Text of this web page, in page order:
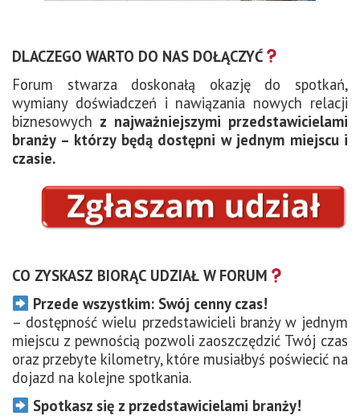
DLACZEGO WARTO DO NAS DOŁĄCZYĆ
Forum stwarza doskonałą okazję do spotkań,
wymiany doświadczeń i nawiązania nowych relacji
biznesowych z najważniejszymi przedstawicielami
branży – którzy będą dostępni w jednym miejscu i
czasie.
CO ZYSKASZ BIORĄC UDZIAŁ W FORUM
Przede wszystkim: Swój cenny czas!
– dostępność wielu przedstawicieli branży w jednym
miejscu z pewnością pozwoli zaoszczędzić Twój czas
oraz przebyte kilometry, które musiałbyś poświecić na
dojazd na kolejne spotkania.
Spotkasz się z przedstawicielami branży!